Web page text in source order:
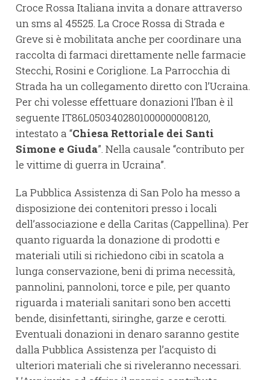
Croce Rossa Italiana invita a donare attraverso
un sms al 45525. La Croce Rossa di Strada e
Greve si è mobilitata anche per coordinare una
raccolta di farmaci direttamente nelle farmacie
Stecchi, Rosini e Coriglione. La Parrocchia di
Strada ha un collegamento diretto con l’Ucraina.
Per chi volesse effettuare donazioni l’Iban è il
seguente IT86L0503402801000000008120,
intestato a “Chiesa Rettoriale dei Santi
Simone e Giuda”. Nella causale “contributo per
le vittime di guerra in Ucraina”.
La Pubblica Assistenza di San Polo ha messo a
disposizione dei contenitori presso i locali
dell’associazione e della Caritas (Cappellina). Per
quanto riguarda la donazione di prodotti e
materiali utili si richiedono cibi in scatola a
lunga conservazione, beni di prima necessità,
pannolini, pannoloni, torce e pile, per quanto
riguarda i materiali sanitari sono ben accetti
bende, disinfettanti, siringhe, garze e cerotti.
Eventuali donazioni in denaro saranno gestite
dalla Pubblica Assistenza per l’acquisto di
ulteriori materiali che si riveleranno necessari.